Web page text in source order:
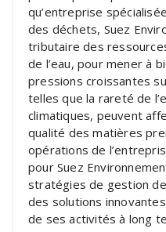
qu’entreprise
des déchets, Suez
tributaire des
de l’eau, pour mener à
pressions croissantes
telles que la rareté de
climatiques, peuvent
qualité des matières
opérations de
pour Suez
stratégies de gestion
des solutions
de ses activités à long